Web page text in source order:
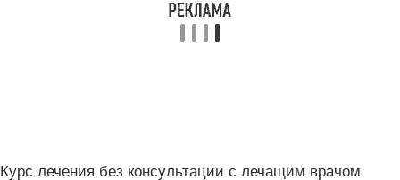
Курс лечения без консультации с лечащим врачом